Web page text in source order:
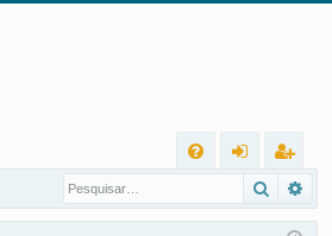
Q
ra
eg
ist